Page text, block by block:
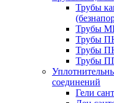
Трубы
Трубы
Трубы
Трубы
Трубы
соединений
Гели